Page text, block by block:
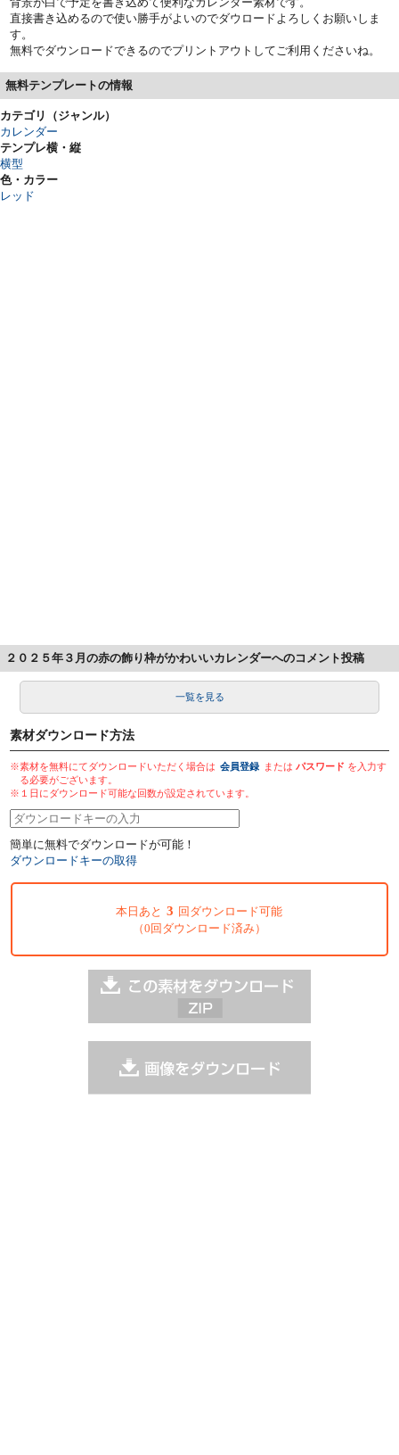
直接書き込めるので使い勝手がよいのでダウロードよろしくお願いしま
す。
無料でダウンロードできるのでプリントアウトしてご利用くださいね。
無料テンプレートの情報
カテゴリ（ジャンル）
カレンダー
テンプレ横・縦
横型
色・カラー
レッド
２０２５年３月の赤の飾り枠がかわいいカレンダーへのコメント投稿
一覧を見る
素材ダウンロード方法
※素材を無料にてダウンロードいただく場合は 会員登録 またはパスワード を入力す
る必要がございます。
※１日にダウンロード可能な回数が設定されています。
簡単に無料でダウンロードが可能！
ダウンロードキーの取得
本日あと 3 回ダウンロード可能
（0回ダウンロード済み）